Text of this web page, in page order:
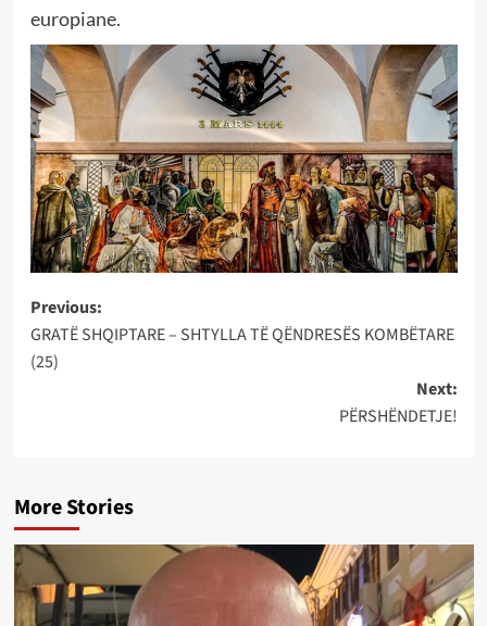
europiane.
Post
navigation
Previous:
GRATË SHQIPTARE – SHTYLLA TË QËNDRESËS KOMBËTARE
(25)
Next:
PËRSHËNDETJE!
More Stories